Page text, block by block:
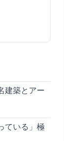
建築とアー
ている」極